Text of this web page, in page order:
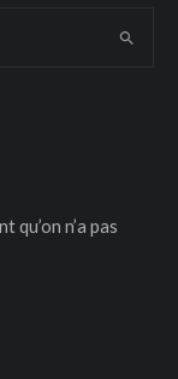
qu’on n’a pas